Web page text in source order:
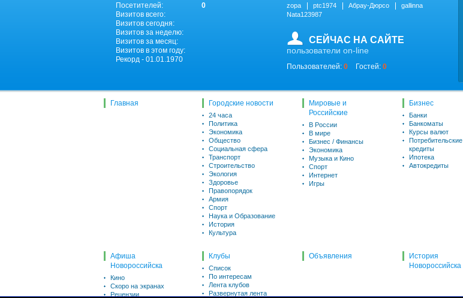
Посетителей:
0
Визитов всего:
Визитов сегодня:
Визитов за неделю:
Визитов за месяц:
Визитов в этом году:
Рекорд - 01.01.1970
zopa ptc1974 Абрау-Дюрсо
gallinna
Nata123987
СЕЙЧАС НА САЙТЕ
пользователи on-line
Пользователей: 0 Гостей: 0
Главная Городские новости
24 часа
Политика
Экономика
Общество
Социальная сфера
Транспорт
Строительство
Экология
Здоровье
Правопорядок
Армия
Спорт
Наука и Образование
История
Культура
Мировые и
Российские
В России
В мире
Бизнес / Финансы
Экономика
Музыка и Кино
Спорт
Интернет
Игры
Бизнес
Банки
Банкоматы
Курсы валют
Потребительские
кредиты
Ипотека
Автокредиты
Афиша
Новороссийска
Кино
Скоро на экранах
Рецензии
Клубы
Список
По интересам
Лента клубов
Развернутая лента
Объявления
История
Новороссийска